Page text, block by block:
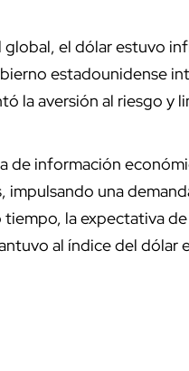
global, el dólar estuvo
estadounidense
la aversión al riesgo y
de información
impulsando una
tiempo, la expectativa
al índice del dólar